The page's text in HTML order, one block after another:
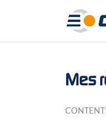
Mes